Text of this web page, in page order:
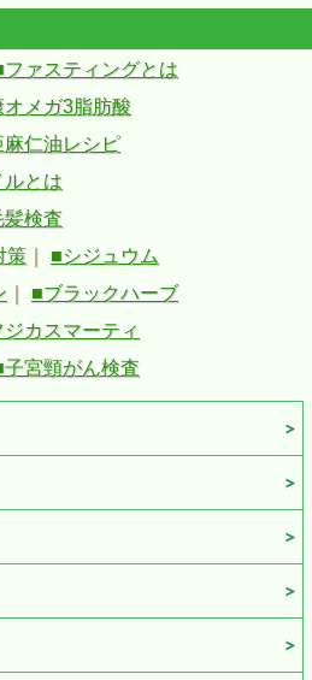
ファスティングとは
メガ3脂肪酸
麻仁油レシピ
とは
髪検査
策
■シジュウム
■ブラックハーブ
ジカスマーティ
子宮頸がん検査